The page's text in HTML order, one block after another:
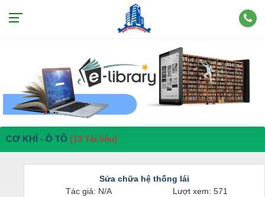
CƠ KHÍ - Ô TÔ (13 Tài liệu)
Sửa chữa hệ thống lái
Tác giả: N/A
Lượt xem: 571